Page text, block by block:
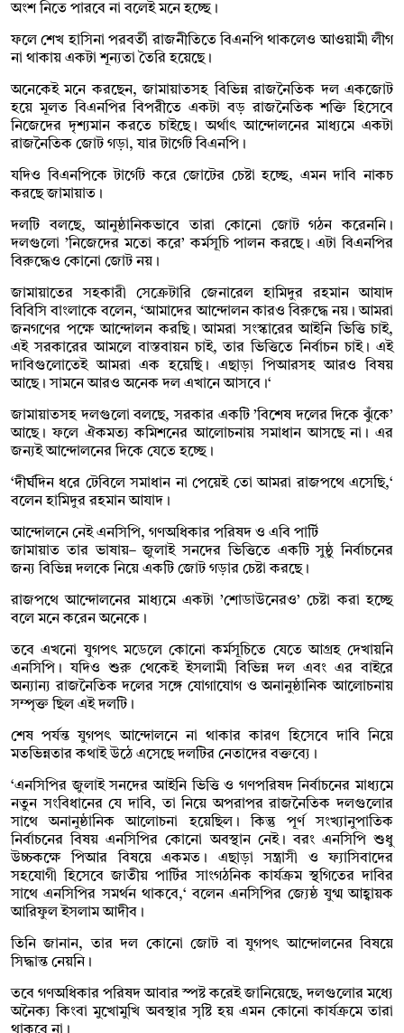
অংশ নিতে পারবে না বলেই মনে হচ্ছে।
ফলে শেখ হাসিনা পরবর্তী রাজনীতিতে বিএনপি থাকলেও আওয়ামী লীগ
না থাকায় একটা শূন্যতা তৈরি হয়েছে।
অনেকেই মনে করছেন, জামায়াতসহ বিভিন্ন রাজনৈতিক দল একজোট
হয়ে মূলত বিএনপির বিপরীতে একটা বড় রাজনৈতিক শক্তি হিসেবে
নিজেদের দৃশ্যমান করতে চাইছে। অর্থাৎ আন্দোলনের মাধ্যমে একটা
রাজনৈতিক জোট গড়া, যার টার্গেট বিএনপি।
যদিও বিএনপিকে টার্গেট করে জোটের চেষ্টা হচ্ছে, এমন দাবি নাকচ
করছে জামায়াত।
দলটি বলছে, আনুষ্ঠানিকভাবে তারা কোনো জোট গঠন করেননি।
দলগুলো ’নিজেদের মতো করে’ কর্মসূচি পালন করছে। এটা বিএনপির
বিরুদ্ধেও কোনো জোট নয়।
জামায়াতের সহকারী সেক্রেটারি জেনারেল হামিদুর রহমান আযাদ
বিবিসি বাংলাকে বলেন, ‘আমাদের আন্দোলন কারও বিরুদ্ধে নয়। আমরা
জনগণের পক্ষে আন্দোলন করছি। আমরা সংস্কারের আইনি ভিত্তি চাই,
এই সরকারের আমলে বাস্তবায়ন চাই, তার ভিত্তিতে নির্বাচন চাই। এই
দাবিগুলোতেই আমরা এক হয়েছি। এছাড়া পিআরসহ আরও বিষয়
আছে। সামনে আরও অনেক দল এখানে আসবে।‘
জামায়াতসহ দলগুলো বলছে, সরকার একটি ’বিশেষ দলের দিকে ঝুঁকে’
আছে। ফলে ঐকমত্য কমিশনের আলোচনায় সমাধান আসছে না। এর
জন্যই আন্দোলনের দিকে যেতে হচ্ছে।
‘দীর্ঘদিন ধরে টেবিলে সমাধান না পেয়েই তো আমরা রাজপথে এসেছি,‘
বলেন হামিদুর রহমান আযাদ।
আন্দোলনে নেই এনসিপি, গণঅধিকার পরিষদ ও এবি পার্টি
জামায়াত তার ভাষায়– জুলাই সনদের ভিত্তিতে একটি সুষ্ঠু নির্বাচনের
জন্য বিভিন্ন দলকে নিয়ে একটি জোট গড়ার চেষ্টা করছে।
রাজপথে আন্দোলনের মাধ্যমে একটা ’শোডাউনেরও’ চেষ্টা করা হচ্ছে
বলে মনে করেন অনেকে।
তবে এখনো যুগপৎ মডেলে কোনো কর্মসূচিতে যেতে আগ্রহ দেখায়নি
এনসিপি। যদিও শুরু থেকেই ইসলামী বিভিন্ন দল এবং এর বাইরে
অন্যান্য রাজনৈতিক দলের সঙ্গে যোগাযোগ ও অনানুষ্ঠানিক আলোচনায়
সম্পৃক্ত ছিল এই দলটি।
শেষ পর্যন্ত যুগপৎ আন্দোলনে না থাকার কারণ হিসেবে দাবি নিয়ে
মতভিন্নতার কথাই উঠে এসেছে দলটির নেতাদের বক্তব্যে।
‘এনসিপির জুলাই সনদের আইনি ভিত্তি ও গণপরিষদ নির্বাচনের মাধ্যমে
নতুন সংবিধানের যে দাবি, তা নিয়ে অপরাপর রাজনৈতিক দলগুলোর
সাথে অনানুষ্ঠানিক আলোচনা হয়েছিল। কিন্তু পূর্ণ সংখ্যানুপাতিক
নির্বাচনের বিষয় এনসিপির কোনো অবস্থান নেই। বরং এনসিপি শুধু
উচ্চকক্ষে পিআর বিষয়ে একমত। এছাড়া সন্ত্রাসী ও ফ্যাসিবাদের
সহযোগী হিসেবে জাতীয় পার্টির সাংগঠনিক কার্যক্রম স্থগিতের দাবির
সাথে এনসিপির সমর্থন থাকবে,‘ বলেন এনসিপির জ্যেষ্ঠ যুগ্ম আহ্বায়ক
আরিফুল ইসলাম আদীব।
তিনি জানান, তার দল কোনো জোট বা যুগপৎ আন্দোলনের বিষয়ে
সিদ্ধান্ত নেয়নি।
তবে গণঅধিকার পরিষদ আবার স্পষ্ট করেই জানিয়েছে, দলগুলোর মধ্যে
অনৈক্য কিংবা মুখোমুখি অবস্থার সৃষ্টি হয় এমন কোনো কার্যক্রমে তারা
থাকবে না।